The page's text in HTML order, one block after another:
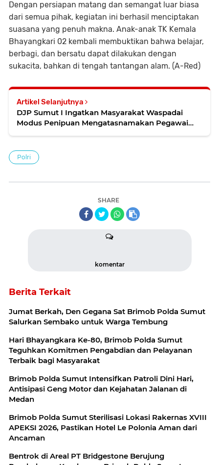
Dengan persiapan matang dan semangat luar biasa
dari semua pihak, kegiatan ini berhasil menciptakan
suasana yang penuh makna. Anak-anak TK Kemala
Bhayangkari 02 kembali membuktikan bahwa belajar,
berbagi, dan bersatu dapat dilakukan dengan
sukacita, bahkan di tengah tantangan alam. (A-Red)
Artikel Selanjutnya
DJP Sumut I Ingatkan Masyarakat Waspadai
Modus Penipuan Mengatasnamakan Pegawai
Polri
SHARE
komentar
Berita Terkait
Jumat Berkah, Den Gegana Sat Brimob Polda Sumut
Salurkan Sembako untuk Warga Tembung
Hari Bhayangkara Ke-80, Brimob Polda Sumut
Teguhkan Komitmen Pengabdian dan Pelayanan
Terbaik bagi Masyarakat
Brimob Polda Sumut Intensifkan Patroli Dini Hari,
Antisipasi Geng Motor dan Kejahatan Jalanan di
Medan
Brimob Polda Sumut Sterilisasi Lokasi Rakernas XVIII
APEKSI 2026, Pastikan Hotel Le Polonia Aman dari
Ancaman
Bentrok di Areal PT Bridgestone Berujung